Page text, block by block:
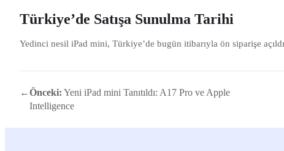
Türkiye’de Satışa Sunulma Tarihi
Yedinci nesil iPad mini, Türkiye’de bugün itibarıyla ön siparişe
←Önceki: Yeni iPad mini Tanıtıldı: A17 Pro ve Apple
Intelligence